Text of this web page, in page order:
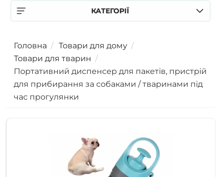
КАТЕГОРІЇ
Головна
Товари для дому
Товари для тварин
Портативний диспенсер для пакетів, пристрій
для прибирання за собаками / тваринами під
час прогулянки